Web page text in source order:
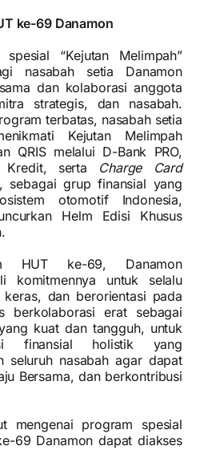
ke-69 Danamon
“Kejutan Melimpah”
nasabah setia Danamon
dan kolaborasi anggota
strategis, dan nasabah.
terbatas, nasabah setia
Kejutan Melimpah
QRIS melalui D-Bank PRO,
Kredit, serta Charge Card
sebagai grup finansial yang
otomotif Indonesia,
Helm Edisi Khusus
HUT ke-69, Danamon
komitmennya untuk selalu
dan berorientasi pada
berkolaborasi erat sebagai
kuat dan tangguh, untuk
finansial holistik yang
seluruh nasabah agar dapat
Bersama, dan berkontribusi
mengenai program spesial
69 Danamon dapat diakses